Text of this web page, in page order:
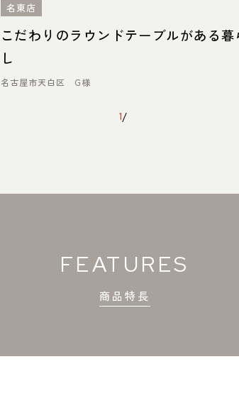
名東店
こだわりのラウンドテーブルがある暮
し
名古屋市天白区 G様
1/
FEATURES
商品特長